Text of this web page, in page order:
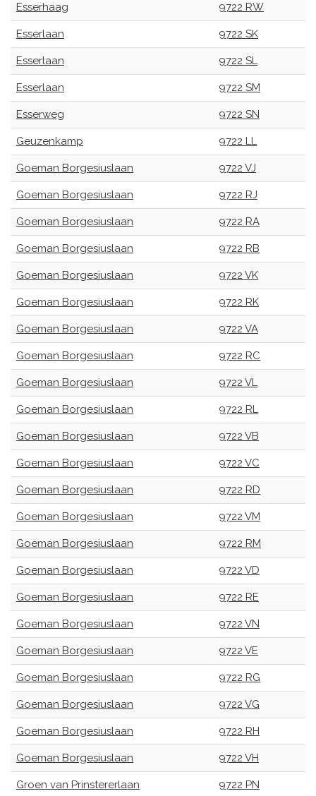
Esserhaag 9722 RW
Esserlaan 9722 SK
Esserlaan 9722 SL
Esserlaan 9722 SM
Esserweg 9722 SN
Geuzenkamp 9722 LL
Goeman Borgesiuslaan 9722 VJ
Goeman Borgesiuslaan 9722 RJ
Goeman Borgesiuslaan 9722 RA
Goeman Borgesiuslaan 9722 RB
Goeman Borgesiuslaan 9722 VK
Goeman Borgesiuslaan 9722 RK
Goeman Borgesiuslaan 9722 VA
Goeman Borgesiuslaan 9722 RC
Goeman Borgesiuslaan 9722 VL
Goeman Borgesiuslaan 9722 RL
Goeman Borgesiuslaan 9722 VB
Goeman Borgesiuslaan 9722 VC
Goeman Borgesiuslaan 9722 RD
Goeman Borgesiuslaan 9722 VM
Goeman Borgesiuslaan 9722 RM
Goeman Borgesiuslaan 9722 VD
Goeman Borgesiuslaan 9722 RE
Goeman Borgesiuslaan 9722 VN
Goeman Borgesiuslaan 9722 VE
Goeman Borgesiuslaan 9722 RG
Goeman Borgesiuslaan 9722 VG
Goeman Borgesiuslaan 9722 RH
Goeman Borgesiuslaan 9722 VH
Groen van Prinstererlaan 9722 PN